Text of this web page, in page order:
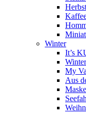
Winter
It’s
My
Aus